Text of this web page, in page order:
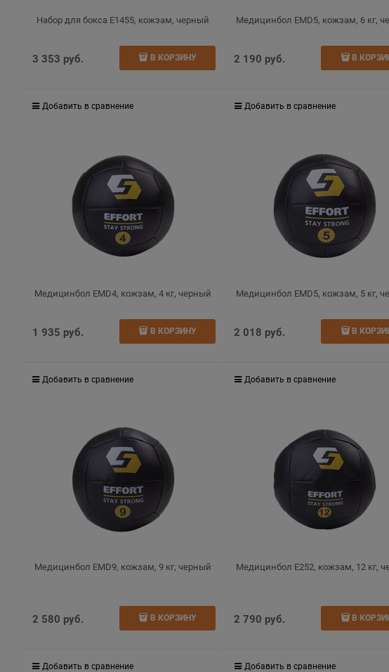
Набор для бокса E1455, кожзам, черный
3 353 руб. В КОРЗИНУ
Добавить в сравнение
Медицинбол EMD5, кожзам, 6 кг,
2 190 руб. В
Добавить в сравнение
Медицинбол EMD4, кожзам, 4 кг, черный
1 935 руб. В КОРЗИНУ
Добавить в сравнение
Медицинбол EMD5, кожзам, 5 кг,
2 018 руб. В
Добавить в сравнение
Медицинбол EMD9, кожзам, 9 кг, черный
2 580 руб. В КОРЗИНУ
Добавить в сравнение
Медицинбол E252, кожзам, 12 кг,
2 790 руб. В
Добавить в сравнение